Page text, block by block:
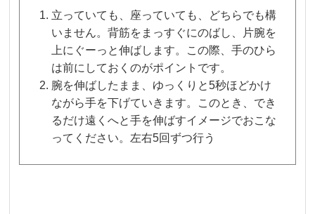
立っていても、座っていても、どちらでも構
いません。背筋をまっすぐにのばし、片腕を
上にぐーっと伸ばします。この際、手のひら
は前にしておくのがポイントです。
腕を伸ばしたまま、ゆっくりと5秒ほどかけ
ながら手を下げていきます。このとき、でき
るだけ遠くへと手を伸ばすイメージでおこな
ってください。左右5回ずつ行う